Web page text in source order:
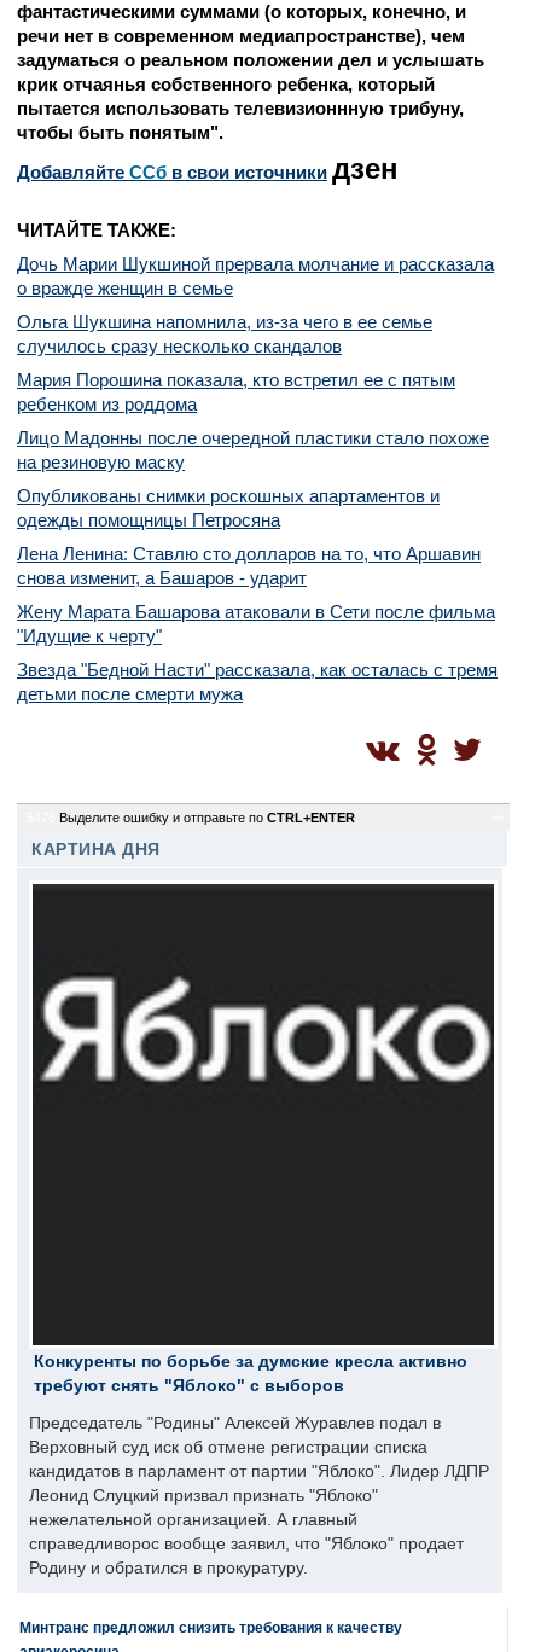
фантастическими суммами (о которых, конечно, и
речи нет в современном медиапространстве), чем
задуматься о реальном положении дел и услышать
крик отчаянья собственного ребенка, который
пытается использовать телевизионнную трибуну,
чтобы быть понятым".
Добавляйте CСб в свои источники дзен
ЧИТАЙТЕ ТАКЖЕ:
Дочь Марии Шукшиной прервала молчание и рассказала
о вражде женщин в семье
Ольга Шукшина напомнила, из-за чего в ее семье
случилось сразу несколько скандалов
Мария Порошина показала, кто встретил ее с пятым
ребенком из роддома
Лицо Мадонны после очередной пластики стало похоже
на резиновую маску
Опубликованы снимки роскошных апартаментов и
одежды помощницы Петросяна
Лена Ленина: Ставлю сто долларов на то, что Аршавин
снова изменит, а Башаров - ударит
Жену Марата Башарова атаковали в Сети после фильма
"Идущие к черту"
Звезда "Бедной Насти" рассказала, как осталась с тремя
детьми после смерти мужа
Выделите ошибку и отправьте по CTRL+ENTER
КАРТИНА ДНЯ
Конкуренты по борьбе за думские кресла активно
требуют снять "Яблоко" с выборов
Председатель "Родины" Алексей Журавлев подал в
Верховный суд иск об отмене регистрации списка
кандидатов в парламент от партии "Яблоко". Лидер ЛДПР
Леонид Слуцкий призвал признать "Яблоко"
нежелательной организацией. А главный
справедливорос вообще заявил, что "Яблоко" продает
Родину и обратился в прокуратуру.
Минтранс предложил снизить требования к качеству